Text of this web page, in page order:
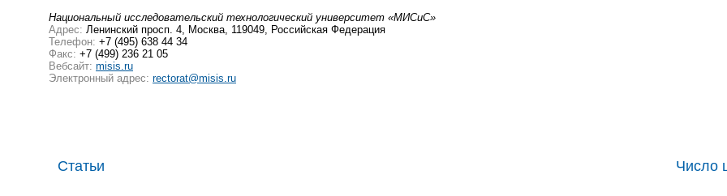
Национальный исследовательский технологический университет «МИСиС»
Адрес: Ленинский просп. 4, Москва, 119049, Российская Федерация
Телефон: +7 (495) 638 44 34
Факс: +7 (499) 236 21 05
Вебсайт: misis.ru
Электронный адрес: rectorat@misis.ru
Статьи Число